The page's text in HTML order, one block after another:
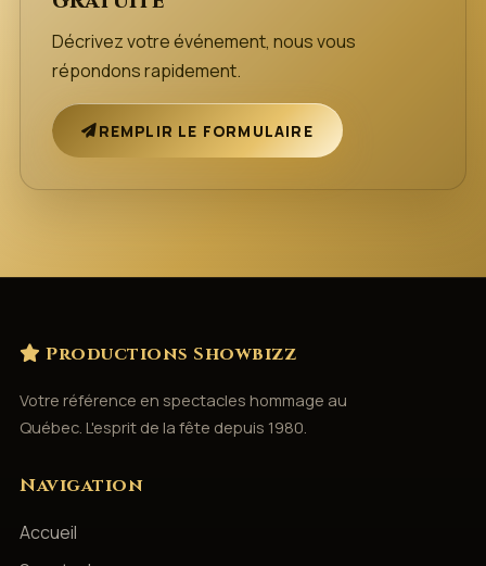
Décrivez votre événement, nous vous
répondons rapidement.
REMPLIR LE FORMULAIRE
Productions Showbizz
Votre référence en spectacles hommage au
Québec. L'esprit de la fête depuis 1980.
Navigation
Accueil